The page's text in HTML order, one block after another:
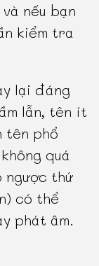
và nếu bạn
kiểm tra
lại đáng
lẫn, tên ít
tên phổ
quá
ngược thứ
có thể
phát âm.